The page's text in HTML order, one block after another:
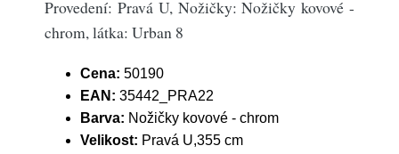
Provedení: Pravá U, Nožičky: Nožičky kovové -
chrom, látka: Urban 8
Cena: 50190
EAN: 35442_PRA22
Barva: Nožičky kovové - chrom
Velikost: Pravá U,355 cm